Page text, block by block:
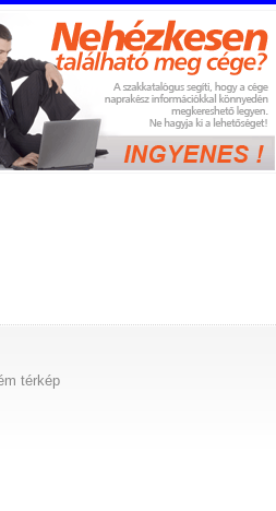
térkép